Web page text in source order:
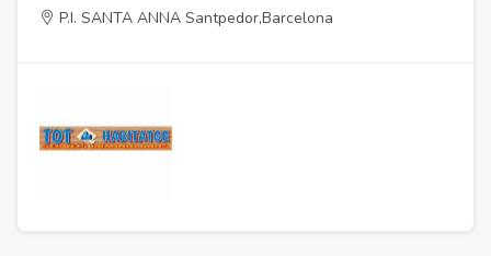
P.I. SANTA ANNA Santpedor,Barcelona